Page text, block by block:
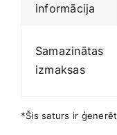
informācija
Samazinātas
izmaksas
*Šis saturs ir